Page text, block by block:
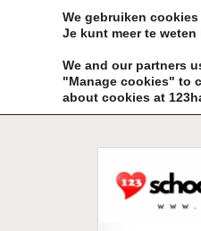
KEEP ICT CLEAN
We gebruiken
Je kunt meer te
We and our partners
"Manage cookies" to
about cookies at